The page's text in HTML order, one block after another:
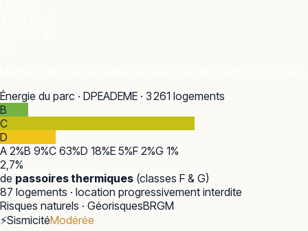
Énergie du parc · DPEADEME · 3 261 logements
B
C
D
A 2%B 9%C 63%D 18%E 5%F 2%G 1%
2,7%
de passoires thermiques (classes F & G)
87 logements · location progressivement interdite
Risques naturels · GéorisquesBRGM
⚡SismicitéModérée